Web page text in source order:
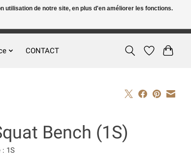
CONTACT
Bench (1S)
: 1S
utilisation de notre site, en plus d'en améliorer les fonctions.